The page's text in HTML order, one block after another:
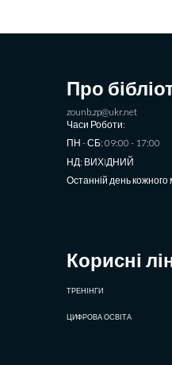
Про
zounb.zp@ukr.net
Часи Роботи:
ПН - СБ: 09:00 - 17:00
НД: ВИХIДНИЙ
Останній день кожного
Корисні
ТРЕНІНГИ
ЦИФРОВА ОСВІТА